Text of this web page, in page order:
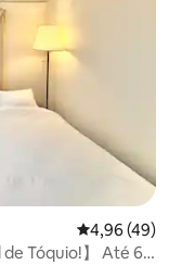
4,96 de uma
4,96 (49)
de Tóquio!】 Até 6